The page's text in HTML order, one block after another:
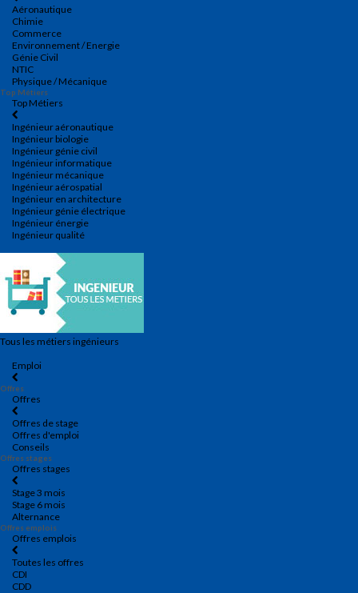
Aéronautique
Chimie
Commerce
Environnement / Energie
Génie Civil
NTIC
Physique / Mécanique
Top Métiers
Top Métiers
Ingénieur aéronautique
Ingénieur biologie
Ingénieur génie civil
Ingénieur informatique
Ingénieur mécanique
Ingénieur aérospatial
Ingénieur en architecture
Ingénieur génie électrique
Ingénieur énergie
Ingénieur qualité
Tous les métiers ingénieurs
Emploi
Offres
Offres
Offres de stage
Offres d'emploi
Conseils
Offres stages
Offres stages
Stage 3 mois
Stage 6 mois
Alternance
Offres emplois
Offres emplois
Toutes les offres
CDI
CDD